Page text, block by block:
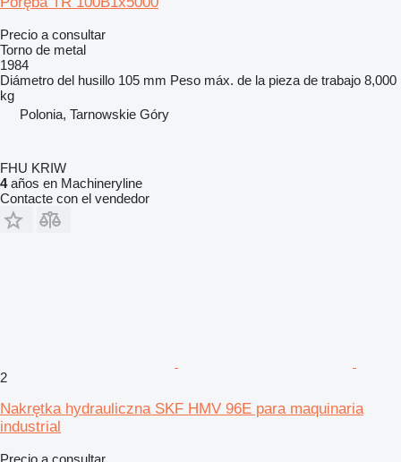
Precio a consultar
Torno de metal
1984
Diámetro del husillo 105 mm Peso máx. de la pieza de trabajo 8,000
kg
Polonia, Tarnowskie Góry
FHU KRIW
4años en Machineryline
Contacte con el vendedor
2
Nakrętka hydrauliczna SKF HMV 96E para maquinaria
industrial
Precio a consultar